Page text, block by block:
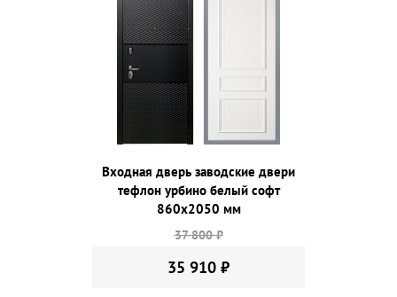
Входная дверь заводские двери
тефлон урбино белый софт
860х2050 мм
37 800 ₽
35 910 ₽